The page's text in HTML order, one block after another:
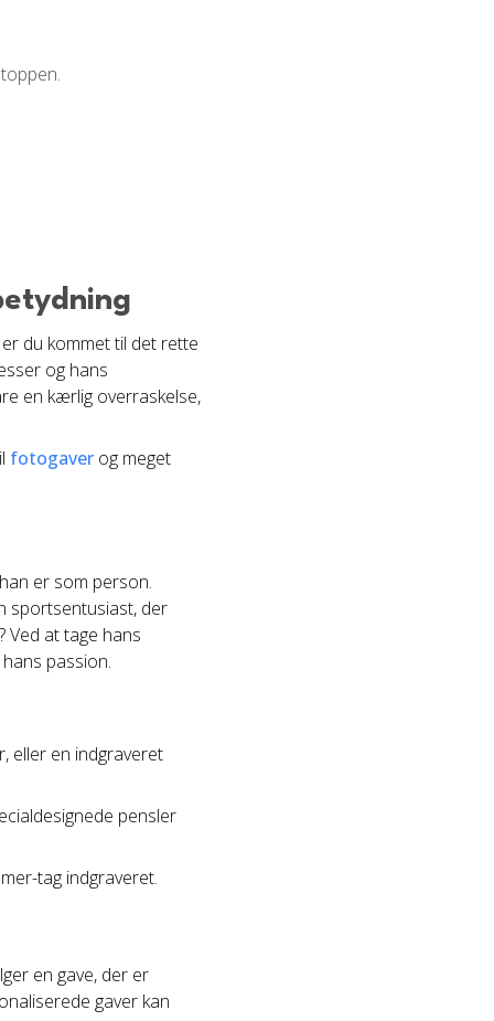
du kommet til det rette
og hans
en kærlig overraskelse,
fotogaver og meget
er som person.
sportsentusiast, der
Ved at tage hans
passion.
eller en indgraveret
pensler
tag indgraveret.
en gave, der er
gaver kan